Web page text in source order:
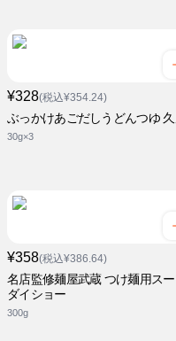
¥328(税込¥354.24)
ぶっかけあごだしうどんつゆ
30g×3
¥358(税込¥386.64)
名店監修麺屋武蔵 つけ麺用ス
ダイショー
300g